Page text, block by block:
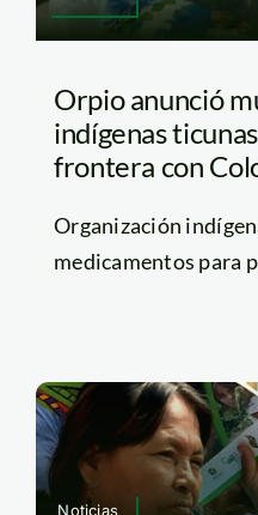
Orpio anunció
indígenas
frontera con
Organización
medicamentos para
Noticias